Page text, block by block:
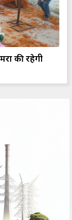
की रहेगी